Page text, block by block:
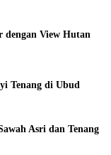
View Hutan
Tenang di Ubud
Asri dan Tenang